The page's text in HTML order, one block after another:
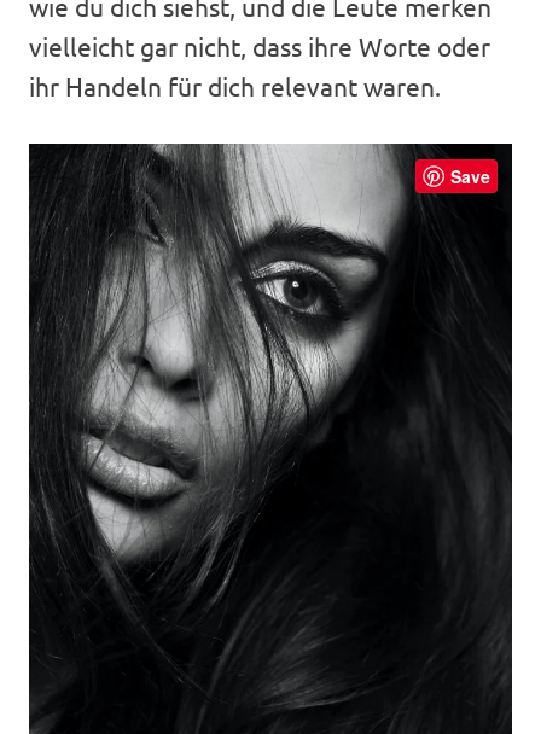
wie du dich siehst, und die Leute merken
vielleicht gar nicht, dass ihre Worte oder
ihr Handeln für dich relevant waren.
Save